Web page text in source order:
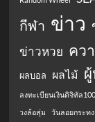
กีฬา ข่าว
ข่าวหวย คว
ผลบอล ผลไม้
ลงทะเบียนเงินดิจิทัล
วงล้อสุ่ม
วันลอยกระทง